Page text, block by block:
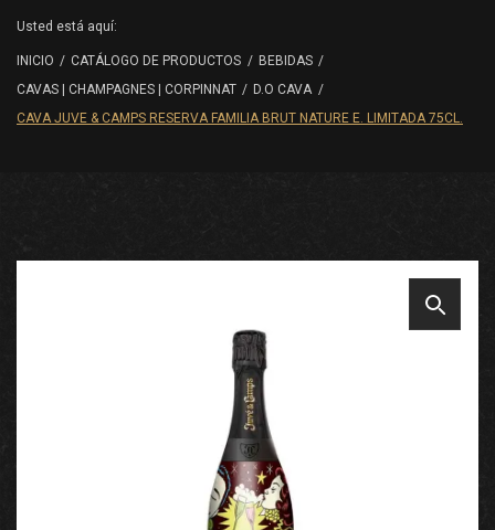
Usted está aquí:
INICIO / CATÁLOGO DE PRODUCTOS / BEBIDAS /
CAVAS | CHAMPAGNES | CORPINNAT / D.O CAVA /
CAVA JUVE & CAMPS RESERVA FAMILIA BRUT NATURE E. LIMITADA 75CL.